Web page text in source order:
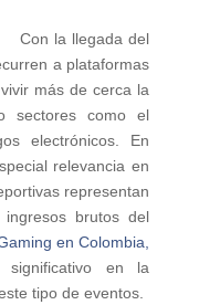
Con la llegada del
a plataformas
más de cerca la
sectores como el
electrónicos. En
relevancia en
representan
brutos del
en Colombia,
en la
tipo de eventos.